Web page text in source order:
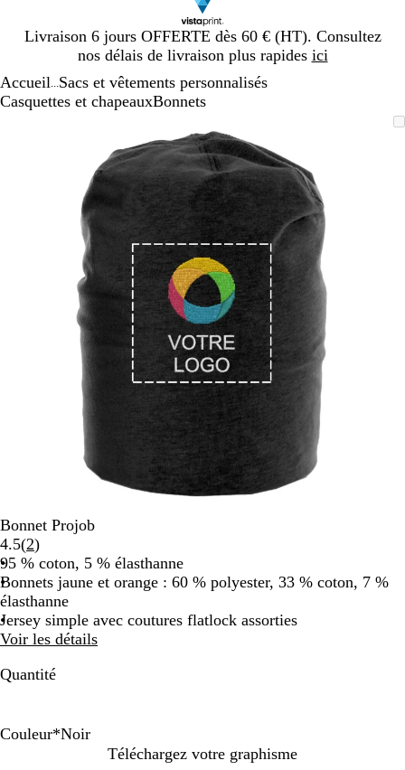
Livraison 6 jours OFFERTE dès 60 € (HT). Consultez
nos délais de livraison plus rapides ici
Diapositive
1
Accueil Sacs et vêtements personnalisés
Casquettes et chapeauxBonnets
zoomable
au
minimum
pour
développer
les
touches
plus
et
moins
pour
zoomer
et
les
touches
fléchées
pour
faire
défiler
Bonnet Projob
4.5(2Lire
les
2
avis
)
95 % coton, 5 % élasthanne
Bonnets jaune et orange : 60 % polyester, 33 % coton, 7 %
élasthanne
Jersey simple avec coutures flatlock assorties
Voir les détails
Quantité
Couleur*Noir
Téléchargez votre graphisme